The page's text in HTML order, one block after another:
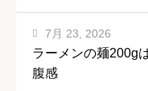
ラーメンの麺200g
腹感
7月 23, 2026